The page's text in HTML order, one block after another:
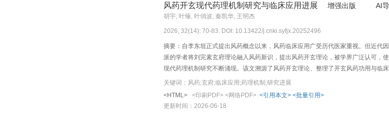
风药开玄现代药理机制研究与临床应用进展 增强出版 AI
胡宇, 叶臻, 叶俏波, 秦凯华, 王明杰
2026, 32(14): 70-83. DOI: 10.13422/j.cnki.syfjx.20252496
摘要：自李东垣正式提出风药概念以来，风药临床应用广受历代医家重视。但近
派的学者将刘完素玄府理论融入风药新识，提出风药开玄理论，被学界广泛认可
现代药理机制研究不断涌现。该文溯源了风药开玄理论、整理了开玄风药功用与临
祛邪畅郁行滞和增效活血化瘀、健脾益肾、清热散火等功用，成为开通玄府的代
现代药理机制进展，发现目前脑玄府、肠玄府、肝玄府和肾玄府假说已形成初步
根，以及川芎嗪等风药关键成分能通过多种机制改善血脑屏障功能和调节脑部微循
关键词：风药;玄府;临床应用;药理机制;研究进展
<HTML>
<印刷PDF> <网络PDF> <引用本文> <批量引用>
更新时间：2026-06-18